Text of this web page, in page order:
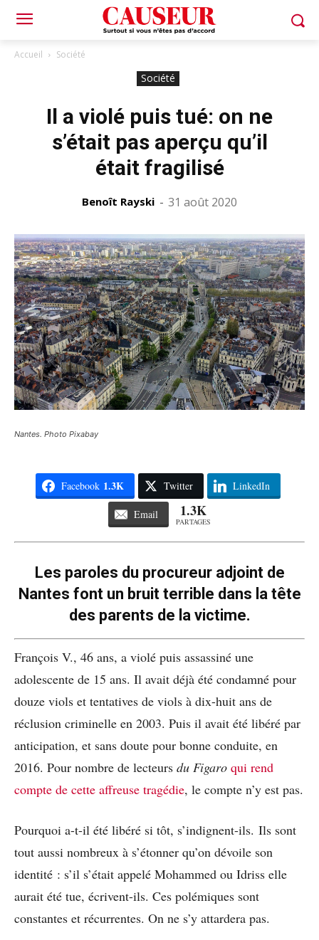
Accueil Société
Société
Il a violé puis tué: on ne
s’était pas aperçu qu’il
était fragilisé
Benoît Rayski - 31 août 2020
Nantes. Photo Pixabay
Facebook 1.3K Twitter LinkedIn
Email 1.3K
PARTAGES
Les paroles du procureur adjoint de
Nantes font un bruit terrible dans la tête
des parents de la victime.
François V., 46 ans, a violé puis assassiné une
adolescente de 15 ans. Il avait déjà été condamné pour
douze viols et tentatives de viols à dix-huit ans de
réclusion criminelle en 2003. Puis il avait été libéré par
anticipation, et sans doute pour bonne conduite, en
2016. Pour nombre de lecteurs du Figaro qui rend
compte de cette affreuse tragédie, le compte n’y est pas.
Pourquoi a-t-il été libéré si tôt, s’indignent-ils. Ils sont
tout aussi nombreux à s’étonner qu’on dévoile son
identité : s’il s’était appelé Mohammed ou Idriss elle
aurait été tue, écrivent-ils. Ces polémiques sont
constantes et récurrentes. On ne s’y attardera pas.